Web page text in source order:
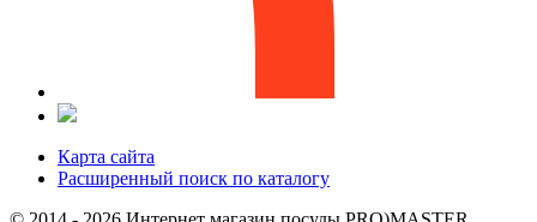
Карта сайта
Расширенный поиск по каталогу